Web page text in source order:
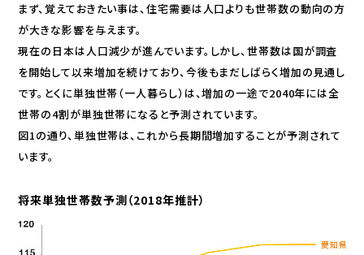
まず、覚えておきたい事は、住宅需要は人口よりも世帯数の動向の方
が大きな影響を与えます。
現在の日本は人口減少が進んでいます。しかし、世帯数は国が調査
を開始して以来増加を続けており、今後もまだしばらく増加の見通し
です。とくに単独世帯（一人暮らし）は、増加の一途で2040年には全
世帯の4割が単独世帯になると予測されています。
図1の通り、単独世帯は、これから長期間増加することが予測されて
います。
将来単独世帯数予測（2018年推計）